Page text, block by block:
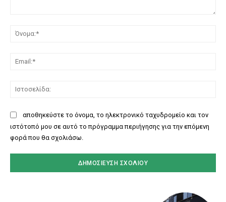
αποθηκεύστε το όνομα, το ηλεκτρονικό ταχυδρομείο και τον
ιστότοπό μου σε αυτό το πρόγραμμα περιήγησης για την επόμενη
φορά που θα σχολιάσω.